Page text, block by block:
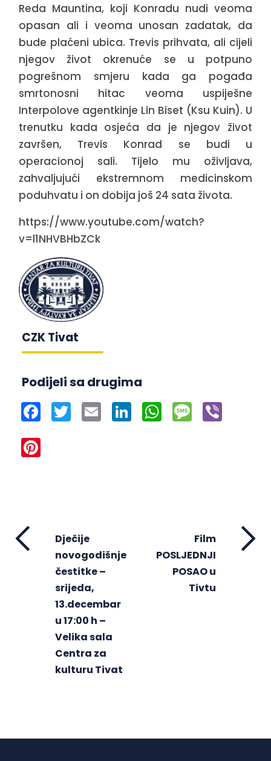
CZK Tivat
Podijeli sa drugima
Facebook
Twitter Email LinkedInWhatsApp
Message
Reda Mauntina, koji Konradu nudi veoma
opasan ali i veoma unosan zadatak, da
bude plaćeni ubica. Trevis prihvata, ali cijeli
njegov život okrenuće se u potpuno
pogrešnom smjeru kada ga pogađa
smrtonosni hitac veoma uspiješne
Interpolove agentkinje Lin Biset (Ksu Kuin). U
trenutku kada osjeća da je njegov život
završen, Trevis Konrad se budi u
operacionoj sali. Tijelo mu oživljava,
zahvaljujući ekstremnom medicinskom
poduhvatu i on dobija još 24 sata života.
https://www.youtube.com/watch?
v=l1NHVBHbZCk
Dječije
novogodišnje
čestitke –
srijeda,
13.decembar
u 17:00 h –
Velika sala
Centra za
kulturu Tivat
Film
POSLJEDNJI
POSAO u
Tivtu